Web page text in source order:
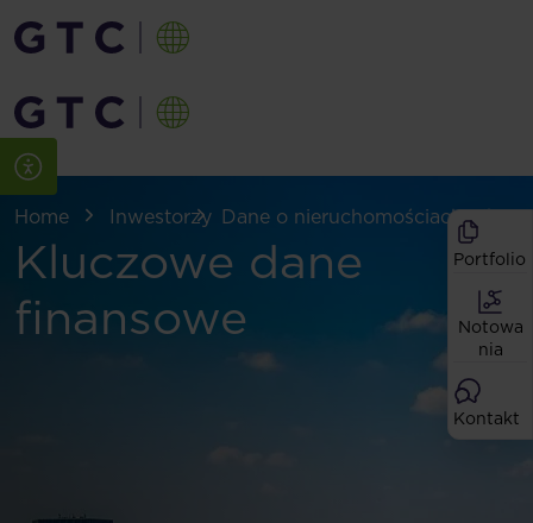
Home Inwestorzy Dane o nieruchomościach i
Kluczowe dane
finansowe
Portfolio
Notowa
nia
Kontakt